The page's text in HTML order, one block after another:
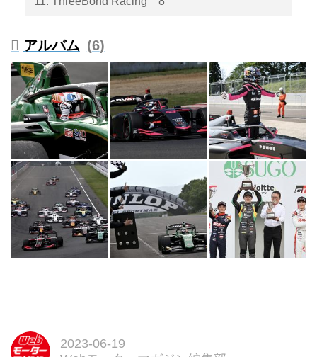
アルバム 6
2023-06-19